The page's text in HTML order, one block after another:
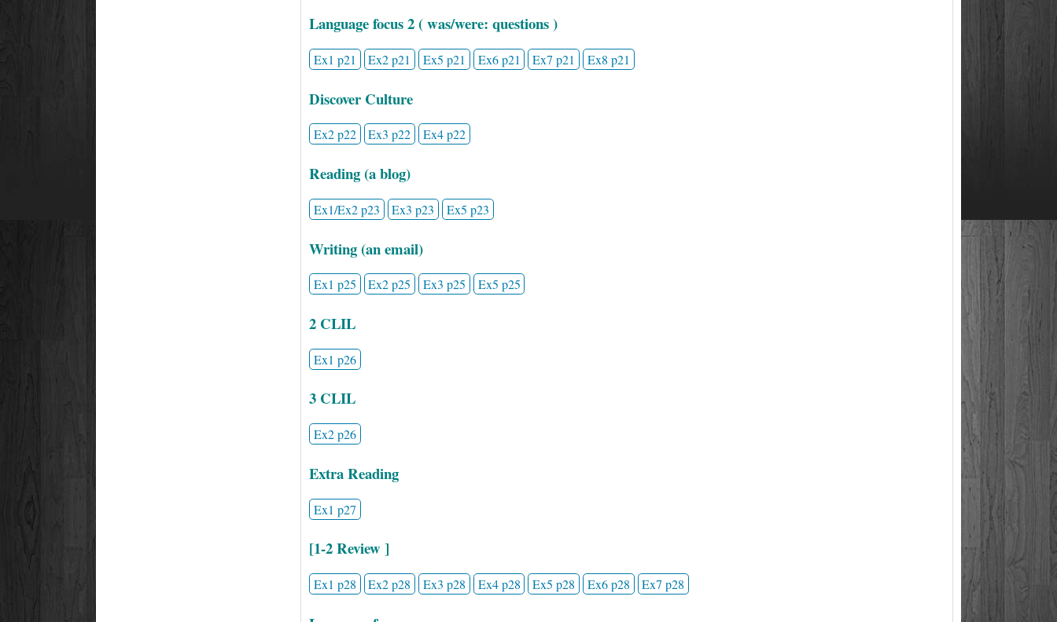
Language focus 2 ( was/were: questions )
Ex1 p21 Ex2 p21 Ex5 p21 Ex6 p21 Ex7 p21 Ex8 p21
Discover Culture
Ex2 p22 Ex3 p22 Ex4 p22
Reading (a blog)
Ex1/Ex2 p23 Ex3 p23 Ex5 p23
Writing (an email)
Ex1 p25 Ex2 p25 Ex3 p25 Ex5 p25
2 CLIL
Ex1 p26
3 CLIL
Ex2 p26
Extra Reading
Ex1 p27
[1-2 Review ]
Ex1 p28 Ex2 p28 Ex3 p28 Ex4 p28 Ex5 p28 Ex6 p28 Ex7 p28